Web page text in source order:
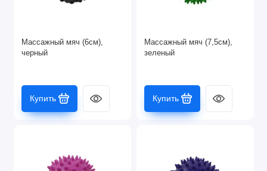
Массажный мяч (6см),
черный
Купить
Массажный мяч (7,5см),
зеленый
Купить